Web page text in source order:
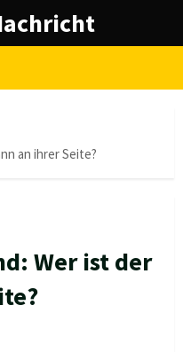
an ihrer Seite?
Wer ist der